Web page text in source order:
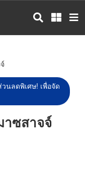
นลดพิเศษ! เพื่อจัด
าซสาจจ์